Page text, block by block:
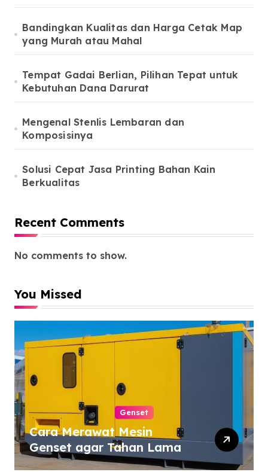
Bandingkan Kualitas dan Harga Cetak Map
yang Murah atau Mahal
Tempat Gadai Berlian, Pilihan Tepat untuk
Kebutuhan Dana Darurat
Mengenal Stenlis Lembaran dan
Komposisinya
Solusi Cepat Jasa Printing Bahan Kain
Berkualitas
Recent Comments
No comments to show.
You Missed
Genset
Cara Merawat Mesin
Genset agar Tahan Lama